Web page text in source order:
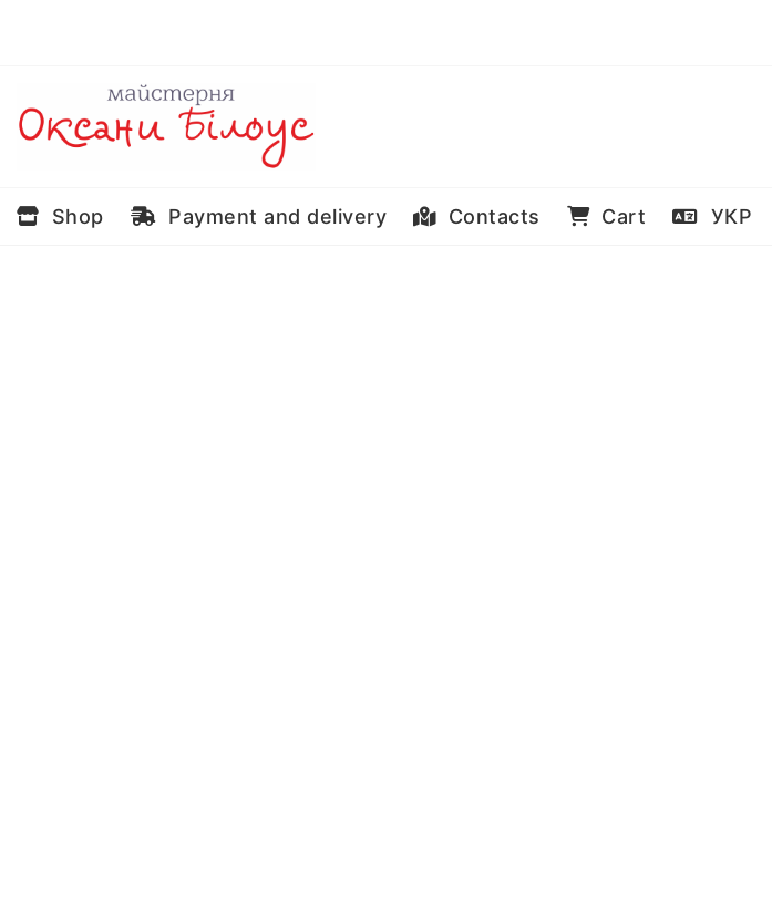
Shop Payment and delivery Contacts Cart УКР